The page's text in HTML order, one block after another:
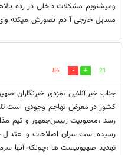
ومیشنویم مشکلات داخلی در رده
مسایل خارجی آ دم نصورش میکنه
21
86
جناب خبر آنلاین ،مزدور خبرنگاران
کشور در معرض تهاجم وجودی است
رسد ،محبوبیت رییس‌جمهور و تیم
رسیده است سران اصلاحات و اعتدال
تهدید صهیونیست ها ،چونکه آنها